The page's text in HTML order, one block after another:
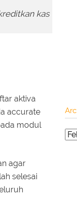
kas
aktiva
accurate
modul
agar
selesai